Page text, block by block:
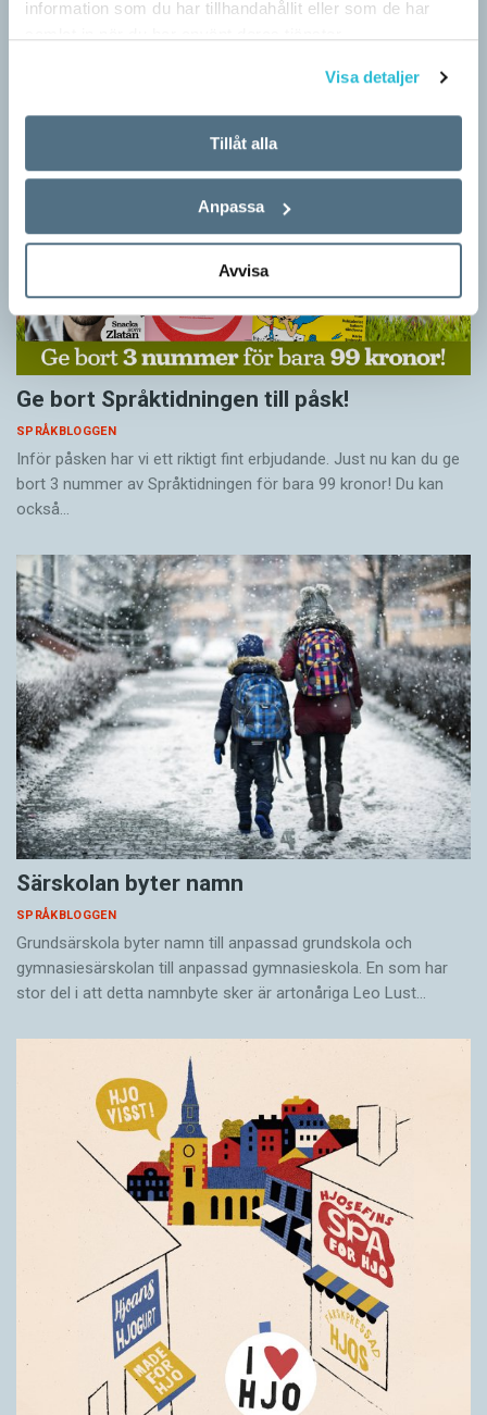
information som du har tillhandahållit eller som de har
Visa detaljer
Tillåt alla
Anpassa
Avvisa
Ge bort Språktidningen till påsk!
SPRÅKBLOGGEN
Inför påsken har vi ett riktigt fint erbjudande. Just nu kan du ge
bort 3 nummer av Språktidningen för bara 99 kronor! Du kan
också…
Särskolan byter namn
SPRÅKBLOGGEN
Grundsärskola byter namn till anpassad grundskola och
gymnasiesärskolan till anpassad gymnasieskola. En som har
stor del i att detta namnbyte sker är artonåriga Leo Lust…